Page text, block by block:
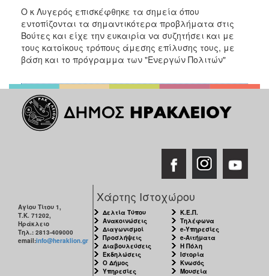
Ο κ Λυγερός επισκέφθηκε τα σημεία όπου
εντοπίζονται τα σημαντικότερα προβλήματα στις
Βούτες και είχε την ευκαιρία να συζητήσει και με
τους κατοίκους τρόπους άμεσης επίλυσης τους, με
βάση και το πρόγραμμα των "Ενεργών Πολιτών"
Αγίου Τίτου 1,
Τ.Κ. 71202,
Ηράκλειο
Τηλ.: 2813-409000
email:info@heraklion.gr
Χάρτης Ιστοχώρου
Δελτία Τύπου
Ανακοινώσεις
Διαγωνισμοί
Προσλήψεις
Διαβουλεύσεις
Εκδηλώσεις
Ο Δήμος
Υπηρεσίες
Κ.Ε.Π.
Τηλέφωνα
e-Υπηρεσίες
e-Αιτήματα
Η Πόλη
Ιστορία
Κνωσός
Μουσεία